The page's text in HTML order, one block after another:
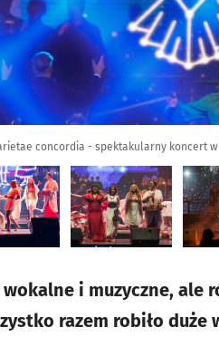
concordia - spektakularny koncert
i muzyczne, ale
razem robiło